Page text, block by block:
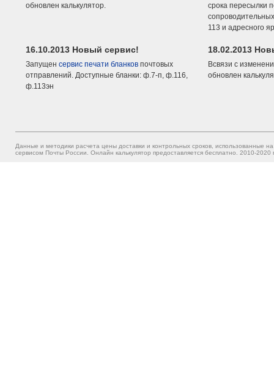
обновлен калькулятор.
срока пересылки
113 и адресного
16.10.2013 Новый сервис!
Запущен сервис печати бланков почтовых
отправлений. Доступные бланки: ф.7-п, ф.116,
ф.113эн
18.02.2013
Всвязи с
обновлен
Данные и методики расчета цены доставки и контрольных сроков, использованные
сервисом Почты России. Онлайн калькулятор предоставляется бесплатно. 2010-2020